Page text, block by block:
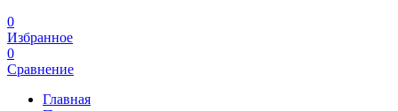
0
Избранное
0
Сравнение
Главная